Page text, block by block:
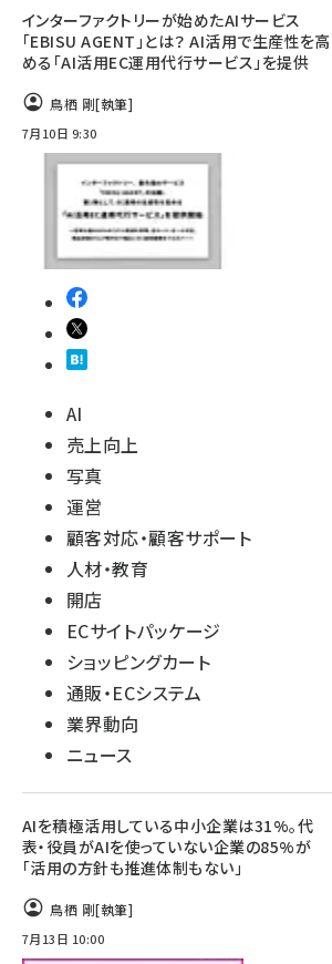
インターファクトリーが始めたAIサービス
「EBISU AGENT」とは？ AI活用で生産性を高
める「AI活用EC運用代行サービス」を提供
鳥栖 剛[執筆]
7月10日 9:30
AI
売上向上
写真
運営
顧客対応・顧客サポート
人材・教育
開店
ECサイトパッケージ
ショッピングカート
通販・ECシステム
業界動向
ニュース
AIを積極活用している中小企業は31%。代
表・役員がAIを使っていない企業の85%が
「活用の方針も推進体制もない」
鳥栖 剛[執筆]
7月13日 10:00